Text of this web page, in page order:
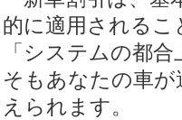
的に適用される
「システムの都
そもあなたの車
えられます。